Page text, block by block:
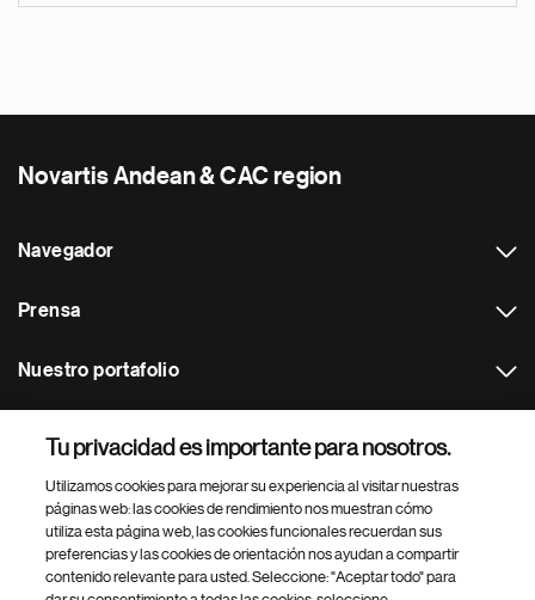
Novartis Andean & CAC region
Navegador
Prensa
Nuestro portafolio
Footer Site Search
Tu privacidad es importante para nosotros.
Utilizamos cookies para mejorar su experiencia al visitar nuestras
páginas web: las cookies de rendimiento nos muestran cómo
utiliza esta página web, las cookies funcionales recuerdan sus
preferencias y las cookies de orientación nos ayudan a compartir
contenido relevante para usted. Seleccione: "Aceptar todo" para